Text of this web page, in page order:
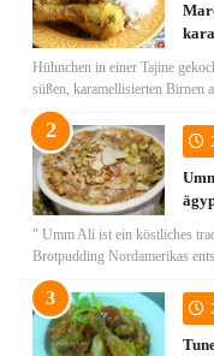
Hühnchen in einer Tajine
süßen, karamellisierten Birnen
" Umm Ali ist ein köstliches
Brotpudding Nordamerikas